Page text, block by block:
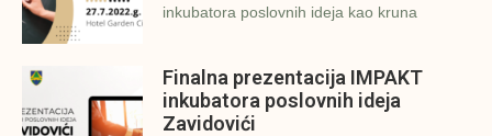
inkubatora poslovnih ideja kao kruna
Finalna prezentacija IMPAKT
inkubatora poslovnih ideja
Zavidovići